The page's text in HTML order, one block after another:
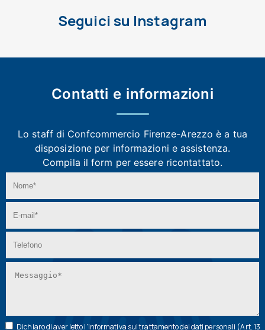
Seguici su Instagram
Contatti e informazioni
Lo staff di Confcommercio Firenze-Arezzoè a tua
disposizione per informazioni e assistenza.
Compila il form per essere ricontattato.
Dichiaro di aver letto l’Informativa sul trattamento dei dati personali (Art. 13